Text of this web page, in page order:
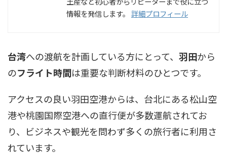
情報を発信します。 詳細プロフィール
台湾への渡航を計画している方にとって、 羽田から
のフライト時間は重要な判断材料のひとつです。
アクセスの良い羽田空港からは、台北にある松山空
港や桃園国際空港への直行便が多数運航されてお
り、ビジネスや観光を問わず多くの旅行者に利用さ
れています。